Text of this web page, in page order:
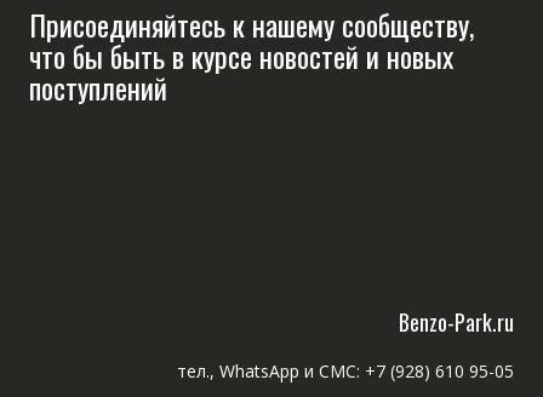
Присоединяйтесь к нашему сообществу,
что бы быть в курсе новостей и новых
поступлений
Benzo-Park.ru
тел., WhatsApp и СМС: +7 (928) 610 95-05